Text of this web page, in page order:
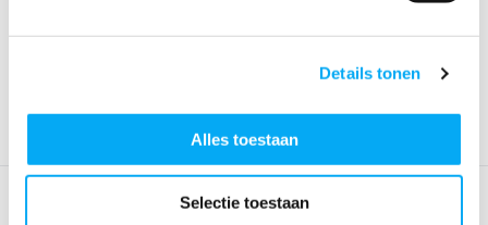
Details tonen
Alles toestaan
Selectie toestaan
€ 150,- € 109,-
€ 170,- € 150,-